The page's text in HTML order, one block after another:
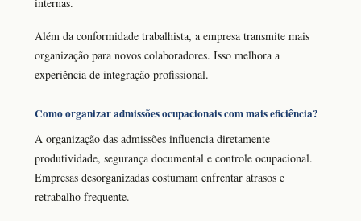
Além da conformidade trabalhista, a empresa transmite mais
organização para novos colaboradores. Isso melhora a
experiência de integração profissional.
Como organizar admissões ocupacionais com mais eficiência?
A organização das admissões influencia diretamente
produtividade, segurança documental e controle ocupacional.
Empresas desorganizadas costumam enfrentar atrasos e
retrabalho frequente.